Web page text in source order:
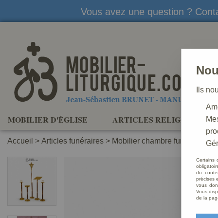
Vous avez une question ?
MOBILIER D'ÉGLISE ARTICLES RELIGIEUX
Accueil > Articles funéraires > Mobilier chambre funéraire,
Ils
Certains
du
précises
vous
Vous
de la